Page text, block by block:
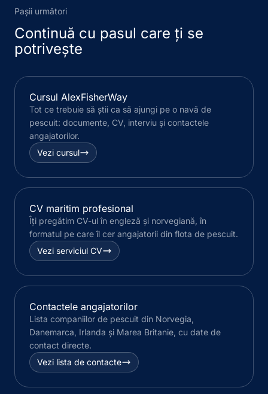
Pașii următori
Continuă cu pasul care ți se
potrivește
Cursul AlexFisherWay
Tot ce trebuie să știi ca să ajungi pe o navă de
pescuit: documente, CV, interviu și contactele
angajatorilor.
Vezi cursul
CV maritim profesional
Îți pregătim CV-ul în engleză și norvegiană, în
formatul pe care îl cer angajatorii din flota de pescuit.
Vezi serviciul CV
Contactele angajatorilor
Lista companiilor de pescuit din Norvegia,
Danemarca, Irlanda și Marea Britanie, cu date de
contact directe.
Vezi lista de contacte